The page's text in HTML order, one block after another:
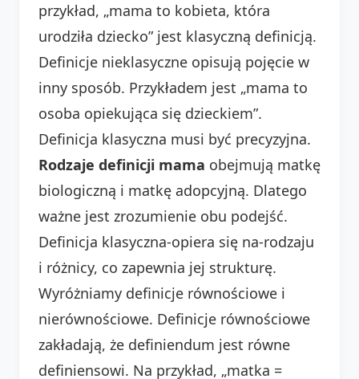
przykład, „mama to kobieta, która
urodziła dziecko” jest klasyczną definicją.
Definicje nieklasyczne opisują pojęcie w
inny sposób. Przykładem jest „mama to
osoba opiekująca się dzieckiem”.
Definicja klasyczna musi być precyzyjna.
Rodzaje definicji mama obejmują matkę
biologiczną i matkę adopcyjną. Dlatego
ważne jest zrozumienie obu podejść.
Definicja klasyczna-opiera się na-rodzaju
i różnicy, co zapewnia jej strukturę.
Wyróżniamy definicje równościowe i
nierównościowe. Definicje równościowe
zakładają, że definiendum jest równe
definiensowi. Na przykład, „matka =